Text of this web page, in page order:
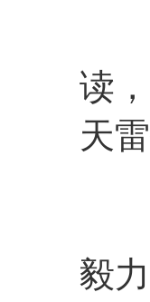
吃
读
天
4
毅